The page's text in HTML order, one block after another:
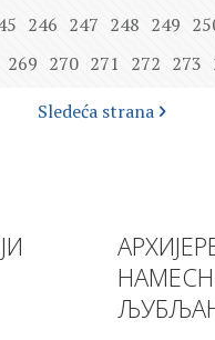
246 247 248 249
269 270 271 272 273
Sledeća strana